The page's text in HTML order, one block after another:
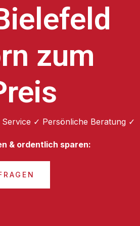
zum
✓ Persönliche Beratung ✓
& ordentlich sparen: